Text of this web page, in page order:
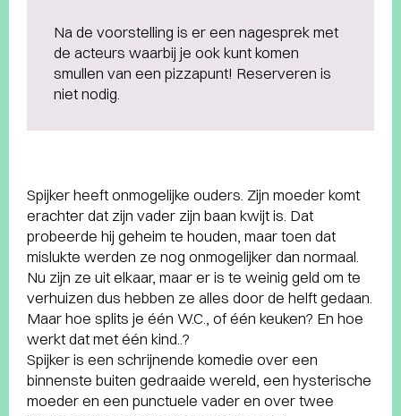
Na de voorstelling is er een nagesprek met
de acteurs waarbij je ook kunt komen
smullen van een pizzapunt! Reserveren is
niet nodig.
Spijker heeft onmogelijke ouders. Zijn moeder komt
erachter dat zijn vader zijn baan kwijt is. Dat
probeerde hij geheim te houden, maar toen dat
mislukte werden ze nog onmogelijker dan normaal.
Nu zijn ze uit elkaar, maar er is te weinig geld om te
verhuizen dus hebben ze alles door de helft gedaan.
Maar hoe splits je één W.C., of één keuken? En hoe
werkt dat met één kind..?
Spijker is een schrijnende komedie over een
binnenste buiten gedraaide wereld, een hysterische
moeder en een punctuele vader en over twee